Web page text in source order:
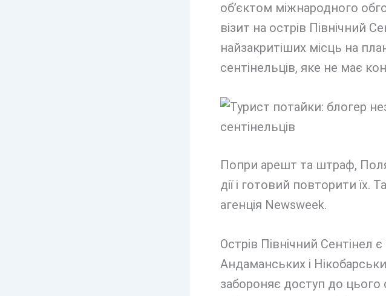
об’єктом міжнародного
візит на острів Північний
найзакритіших місць на
сентінельців, яке не має
Попри арешт та штраф,
дії і готовий повторити
агенція Newsweek.
Острів Північний Сентінел
Андаманських і
забороняє доступ до цього